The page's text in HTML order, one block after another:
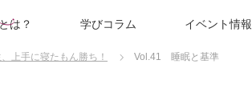
は？ 学びコラム イベント情報
上手に寝たもん勝ち！ Vol.41 睡眠と基準